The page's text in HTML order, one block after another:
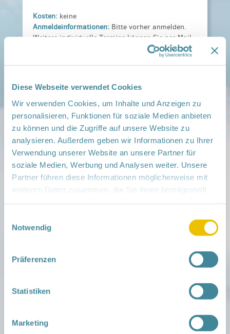
Diese Webseite verwendet Cookies
Wir verwenden Cookies, um Inhalte und Anzeigen zu
personalisieren, Funktionen für soziale Medien anbieten
zu können und die Zugriffe auf unsere Website zu
analysieren. Außerdem geben wir Informationen zu Ihrer
Verwendung unserer Website an unsere Partner für
soziale Medien, Werbung und Analysen weiter. Unsere
Partner führen diese Informationen möglicherweise mit
weiteren Daten zusammen, die Sie ihnen bereitgestellt
Notwendig
Präferenzen
Statistiken
Marketing
Kosten: keine
Anmeldeinformationen: Bitte vorher anmelden.
Weitere individuelle Termine können Sie per Mail
DRK Beeskow, Rouanetstraße 10,, 15848
Beeskow
› auf Google Maps anzeigen
teilen
Weitere Infos:
› Zum Regionalnetzwerk ...
iCal •Google Calendar
Mitmachen
in der Schwangerschaft
Netzwerk-Kompass
Aktuelles